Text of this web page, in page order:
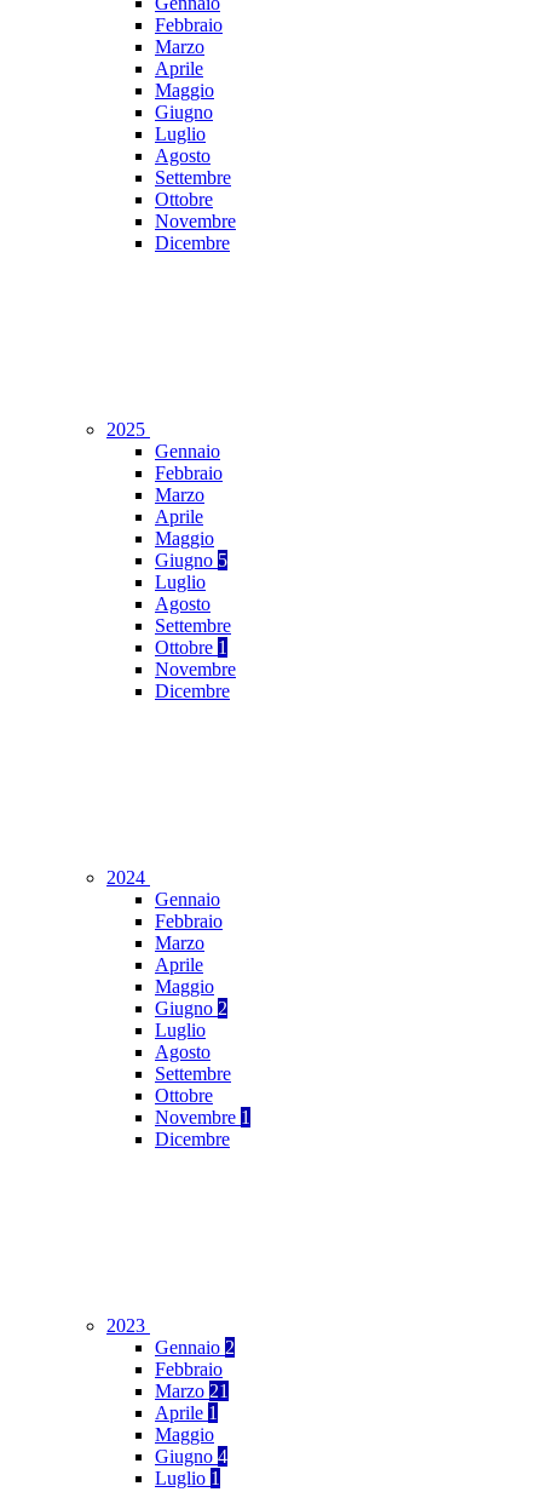
Febbraio
Marzo
Aprile
Maggio
Giugno
Luglio
Agosto
Settembre
Ottobre
Novembre
Dicembre
2025
Gennaio
Febbraio
Marzo
Aprile
Maggio
Giugno 5
Luglio
Agosto
Settembre
Ottobre 1
Novembre
Dicembre
2024
Gennaio
Febbraio
Marzo
Aprile
Maggio
Giugno 2
Luglio
Agosto
Settembre
Ottobre
Novembre 1
Dicembre
2023
Gennaio 2
Febbraio
Marzo 21
Aprile 1
Maggio
Giugno 4
Luglio 1